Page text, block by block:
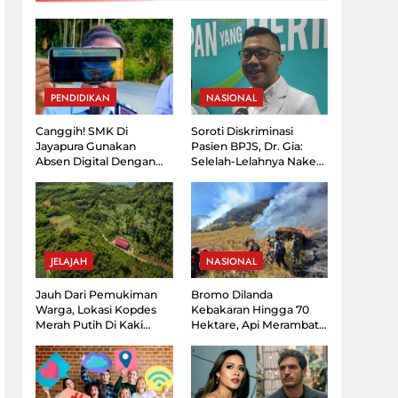
Suka Bertindak
Panjang
Dengan Jumlah
Rentang
2026
PENDIDIKAN
Canggih! SMK Di
Jayapura Gunakan
Absen Digital Dengan
Dipantau Orang Tua
NASIONAL
Soroti Diskriminasi
Pasien BPJS, Dr. Gia:
Selelah-Lelahnya Nakes,
JELAJAH
Jauh Dari Pemukiman
Warga, Lokasi Kopdes
Merah Putih Di Kaki
Sorotan
NASIONAL
Bromo Dilanda
Kebakaran Hingga 70
Hektare, Api Merambat